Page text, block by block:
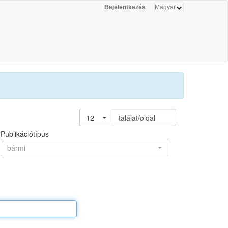
Bejelentkezés
12
találat/oldal
Publikációtípus
bármi